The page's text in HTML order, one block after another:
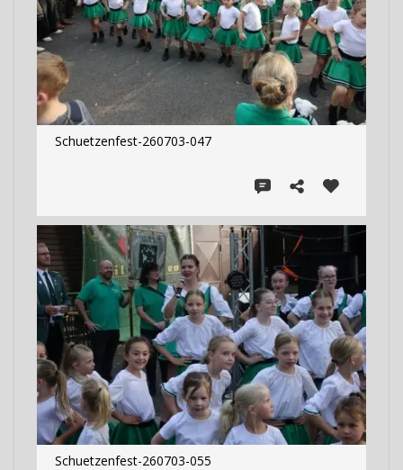
Schuetzenfest-260703-047
Schuetzenfest-260703-055